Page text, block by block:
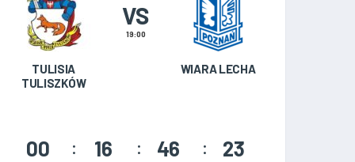
TULISIA
TULISZKÓW
WIARA LECHA
VS
19:00
00 16 46 22